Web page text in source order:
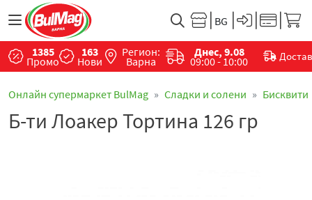
1385
Промо
163
Нови
Регион:
Варна
Днес, 9.08
09:00 - 10:00
Онлайн супермаркет BulMag Сладки и солени Бисквити
Б-ти Лоакер Тортина 126 гр